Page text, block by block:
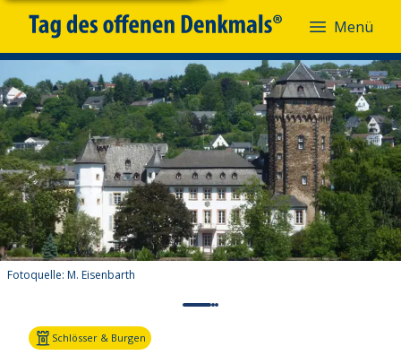
Menü
Fotoquelle: M. Eisenbarth
Schlösser & Burgen